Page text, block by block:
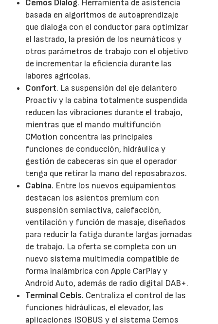
Cemos Dialog. Herramienta de asistencia
basada en algoritmos de autoaprendizaje
que dialoga con el conductor para optimizar
el lastrado, la presión de los neumáticos y
otros parámetros de trabajo con el objetivo
de incrementar la eficiencia durante las
labores agrícolas.
Confort. La suspensión del eje delantero
Proactiv y la cabina totalmente suspendida
reducen las vibraciones durante el trabajo,
mientras que el mando multifunción
CMotion concentra las principales
funciones de conducción, hidráulica y
gestión de cabeceras sin que el operador
tenga que retirar la mano del reposabrazos.
Cabina. Entre los nuevos equipamientos
destacan los asientos premium con
suspensión semiactiva, calefacción,
ventilación y función de masaje, diseñados
para reducir la fatiga durante largas jornadas
de trabajo. La oferta se completa con un
nuevo sistema multimedia compatible de
forma inalámbrica con Apple CarPlay y
Android Auto, además de radio digital DAB+.
Terminal Cebis. Centraliza el control de las
funciones hidráulicas, el elevador, las
aplicaciones ISOBUS y el sistema Cemos